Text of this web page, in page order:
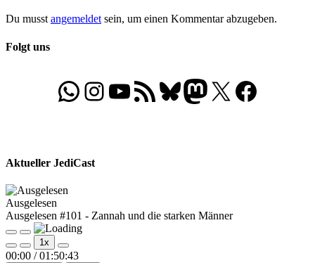
Du musstangemeldetsein, um einen Kommentar abzugeben.
Folgt uns
WhatsApp
Folgt uns auf Instagram
Besucht unseren YouTube-Kanal
RSS-FeedBluesky
Folgt uns auf Mastodon
X Folgt uns auf
Aktueller JediCast
Ausgelesen
Ausgelesen #101 - Zannah und die starken Männer
Play
Episode
Pause
Episode
1x
00:00 / 01:50:43